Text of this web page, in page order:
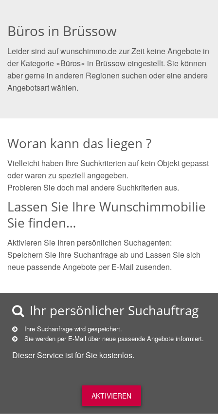
Büros in Brüssow
Leider sind auf wunschimmo.de zur Zeit keine Angebote in
der Kategorie »Büros« in Brüssow eingestellt. Sie können
aber gerne in anderen Regionen suchen oder eine andere
Angebotsart wählen.
Woran kann das liegen ?
Vielleicht haben Ihre Suchkriterien auf kein Objekt gepasst
oder waren zu speziell angegeben.
Probieren Sie doch mal andere Suchkriterien aus.
Lassen Sie Ihre Wunschimmobilie
Sie finden…
Aktivieren Sie Ihren persönlichen Suchagenten:
Speichern Sie Ihre Suchanfrage ab und Lassen Sie sich
neue passende Angebote per E-Mail zusenden.
Ihr persönlicher Suchauftrag
Ihre Suchanfrage wird gespeichert.
Sie werden per E-Mail über neue passende Angebote informiert.
Dieser Service ist für Sie kostenlos.
AKTIVIEREN